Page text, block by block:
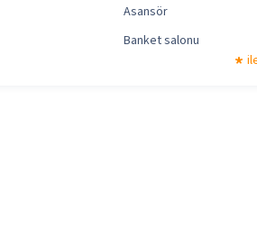
Asansör
Banket salonu